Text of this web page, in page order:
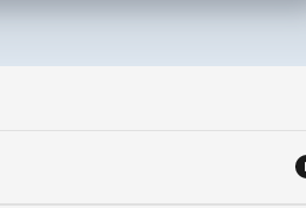
linktr.ee/Crime_Night